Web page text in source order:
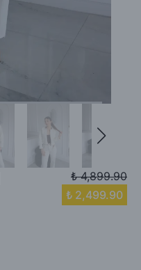
₺ 4,899.90
₺ 2,499.90